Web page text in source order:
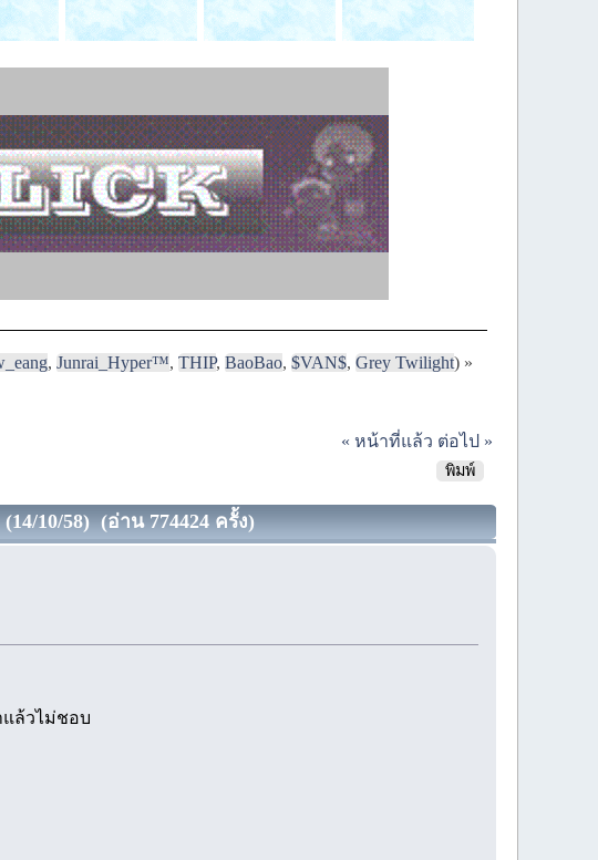
,Junrai_Hyper™,THIP,BaoBao,$VAN$,Grey Twilight) »
« หน้าที่แล้ว ต่อไป »
พิมพ์
10/58) (อ่าน 774424 ครั้ง)
แล้วไม่ชอบ